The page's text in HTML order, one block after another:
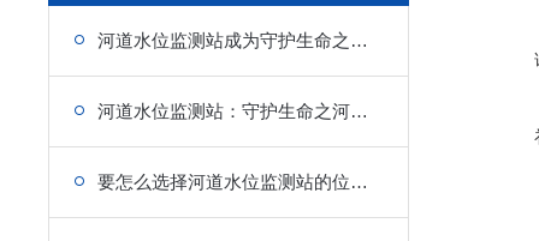
河道水位监测站成为守护生命之河的科技哨兵
河道水位监测站：守护生命之河的现代卫士
要怎么选择河道水位监测站的位置？